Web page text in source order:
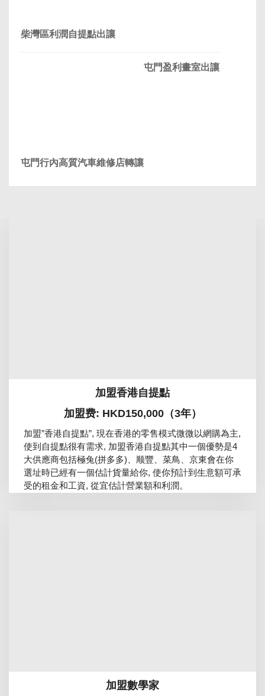
柴灣區利潤自提點出讓
屯門行內高質汽車維修店轉讓
屯門盈利畫室出讓
加盟香港自提點
加盟费: HKD150,000（3年）
加盟”香港自提點”, 現在香港的零售模式微微以網購為主,
使到自提點很有需求, 加盟香港自提點其中一個優勢是4
大供應商包括極兔(拼多多)、顺豐、菜鳥、京東會在你
選址時已經有一個估計貨量給你, 使你預計到生意額可承
受的租金和工資, 從宜估計營業額和利潤。
加盟數學家